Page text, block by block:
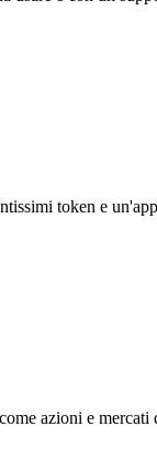
token e
azioni e